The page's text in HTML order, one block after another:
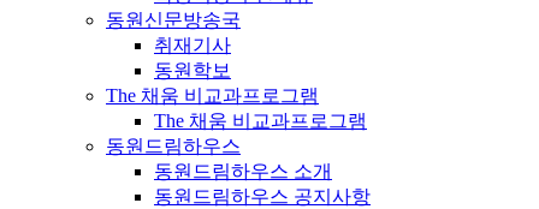
동원신문방송국
취재기사
동원학보
The 채움 비교과프로그램
The 채움 비교과프로그램
동원드림하우스
동원드림하우스 소개
동원드림하우스 공지사항